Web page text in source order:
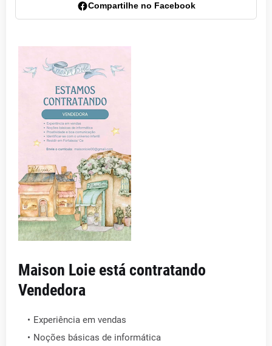
Compartilhe no Facebook
Maison Loie está contratando
Vendedora
Experiência em vendas
Noções básicas de informática